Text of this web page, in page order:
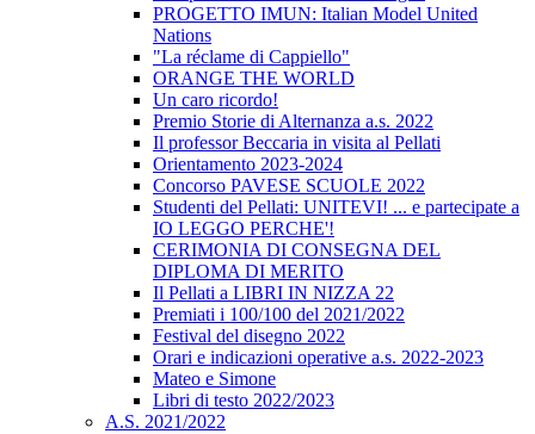
PROGETTO IMUN: Italian Model United
Nations
"La réclame di Cappiello"
ORANGE THE WORLD
Un caro ricordo!
Premio Storie di Alternanza a.s. 2022
Il professor Beccaria in visita al Pellati
Orientamento 2023-2024
Concorso PAVESE SCUOLE 2022
Studenti del Pellati: UNITEVI! ... e partecipate a
IO LEGGO PERCHE'!
CERIMONIA DI CONSEGNA DEL
DIPLOMA DI MERITO
Il Pellati a LIBRI IN NIZZA 22
Premiati i 100/100 del 2021/2022
Festival del disegno 2022
Orari e indicazioni operative a.s. 2022-2023
Mateo e Simone
Libri di testo 2022/2023
A.S. 2021/2022